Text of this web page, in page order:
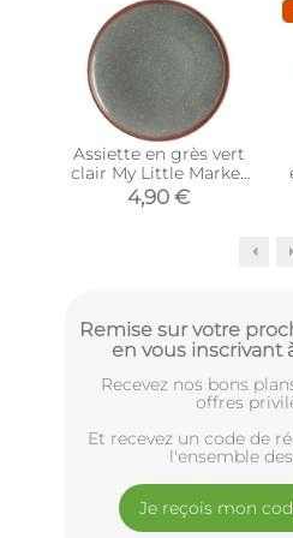
Assiette en grès vert
clair My Little Market
(20.5 cm)
4,90 €
Remise sur votre
en vous inscrivant
Recevez nos bons
offres
Et recevez un code de
l'ensemble
Je reçois mon